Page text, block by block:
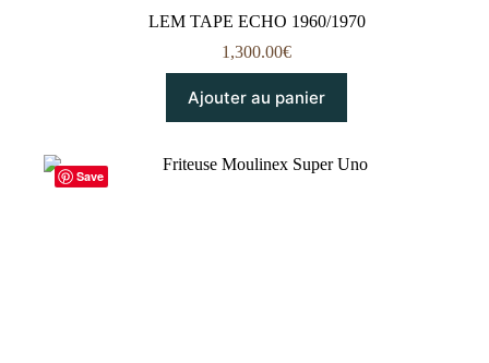
LEM TAPE ECHO 1960/1970
1,300.00€
Ajouter au panier
Save